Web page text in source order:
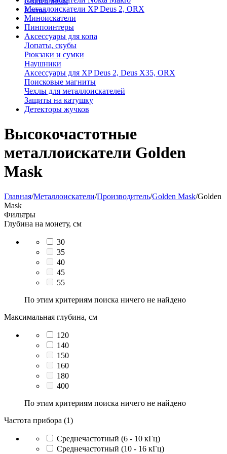
Karma
Металлоискатели XP Deus 2, ORX
Миноискатели
Пинпоинтеры
Аксессуары для копа
Лопаты, скубы
Рюкзаки и сумки
Наушники
Аксессуары для XP Deus 2, Deus X35, ORX
Поисковые магниты
Чехлы для металлоискателей
Защиты на катушку
Детекторы жучков
Высокочастотные
металлоискатели Golden
Mask
Главная/Металлоискатели/Производитель/Golden Mask/Golden
Mask
Фильтры
Глубина на монету, см
30
35
40
45
55
По этим критериям поиска ничего не найдено
Максимальная глубина, см
120
140
150
160
180
400
По этим критериям поиска ничего не найдено
Частота прибора (1)
Среднечастотный (6 - 10 кГц)
Среднечастотный (10 - 16 кГц)